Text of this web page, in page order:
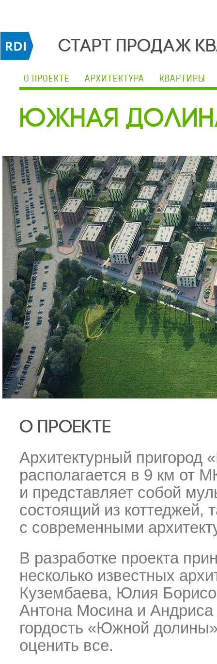
СТАРТ ПРОДАЖ
О ПРОЕКТЕ АРХИТЕКТУРА КВАРТИРЫ
Южная
О ПРОЕКТЕ
Архитектурный пригород
располагается в 9 км от
и представляет собой
состоящий из коттеджей,
с современными
В разработке проекта
несколько известных
Кузембаева, Юлия
Антона Мосина и
гордость «Южной
оценить все.